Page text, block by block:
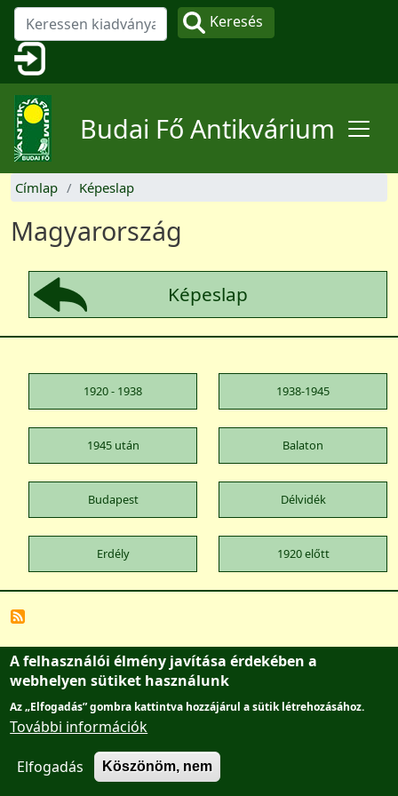
Ugrás a tartalomra
Keresés
Felhasználói fiók menüje
Budai Fő Antikvárium
Címlap Képeslap
Magyarország
Képeslap
1920 - 1938 1938-1945
1945 után Balaton
Budapest Délvidék
Erdély 1920 előtt
Lábléc menü
Adatvédelmi tájékoztató
Főantikvárium
AntikvárBudán
Kapcsolat
A felhasználói élmény javítása érdekében a
webhelyen sütiket használunk
Az „Elfogadás” gombra kattintva hozzájárul a sütik létrehozásához.
További információk
Elfogadás Köszönöm, nem